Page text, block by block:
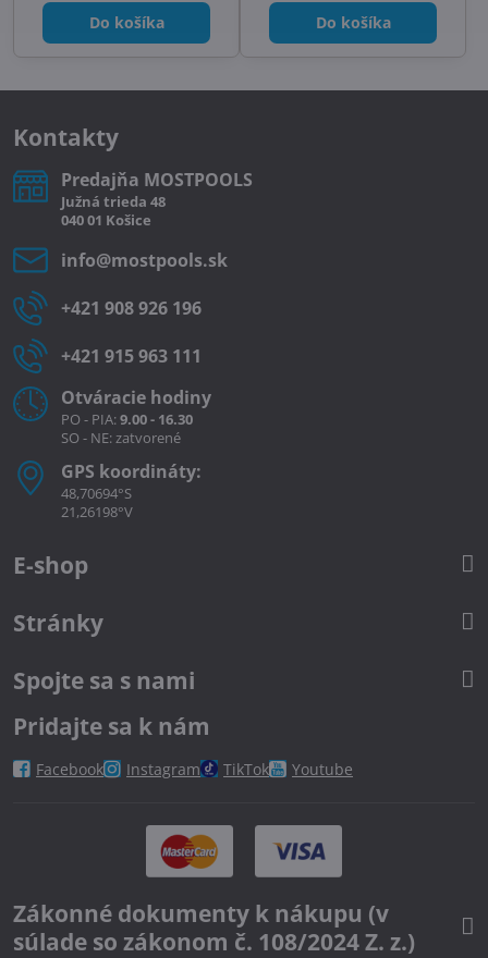
Do košíka Do košíka
Kontakty
Predajňa MOSTPOOLS
Južná trieda 48
040 01 Košice
info​@mostpools​.sk
+421 908 926 196
+421 915 963 111
Otváracie hodiny
PO - PIA:9.00 - 16.30
SO - NE: zatvorené
GPS koordináty:
48,70694°S
21,26198°V
E-shop
Stránky
Spojte sa s nami
Pridajte sa k nám
Facebook Instagram TikTok Youtube
Zákonné dokumenty k nákupu (v
súlade so zákonom č. 108/2024 Z. z.)